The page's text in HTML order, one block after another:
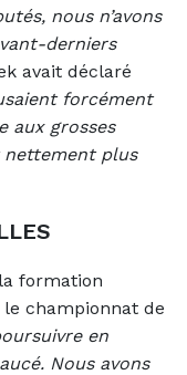
nous n’avons
derniers
avait déclaré
forcément
aux grosses
nettement plus
formation
championnat de
en
Nous avons